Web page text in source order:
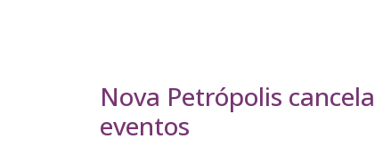
Nova Petrópolis cancela
eventos